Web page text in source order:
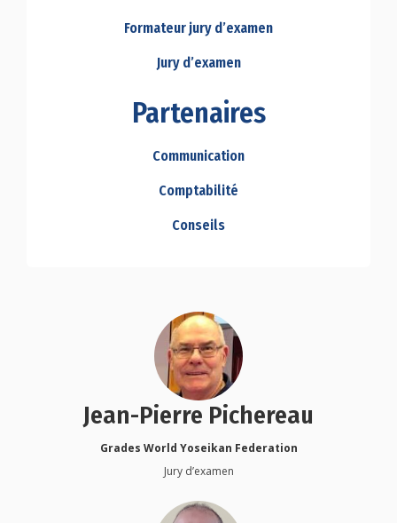
Formateur jury d’examen
Jury d’examen
Partenaires
Communication
Comptabilité
Conseils
Jean-Pierre Pichereau
Grades World Yoseikan Federation
Jury d’examen